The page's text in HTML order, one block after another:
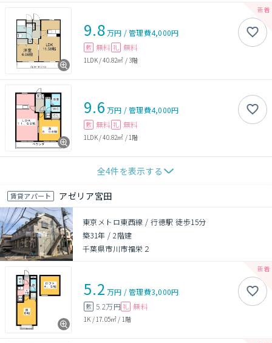
9.8万円 /管理費4,000円
敷 無料 礼 無料
1LDK/40.82㎡ /3階
9.6 万円 /管理費4,000円
敷 無料 礼 無料
1LDK/40.82㎡ / 1階
全4件を表示する
賃貸アパート アゼリア宮田
東京メトロ東西線 / 行徳駅 徒歩15分
築31年 /2階建
千葉県市川市福栄２
5.2 万円 /管理費3,000円
敷 5.2万円 礼 無料
1K / 17.05㎡ / 1階